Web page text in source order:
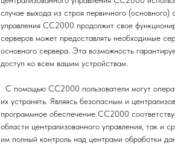
случае выхода из строя первичного
управления CC2000 продолжит свое
серверов может предоставлять необходимые
основного сервера. Эта возможность
доступ ко всем вашим устройствам.
С помощью CC2000 пользователи могут
их устранять. Являясь безопасным и
программное обеспечение CC2000
области централизованного управления, так и
им полный контроль над центрами обработки